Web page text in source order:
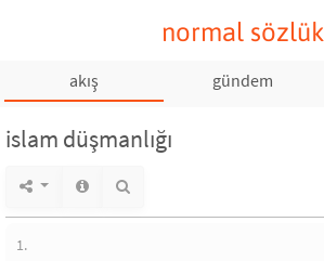
normal sözlük
akış gündem
islam düşmanlığı
1.